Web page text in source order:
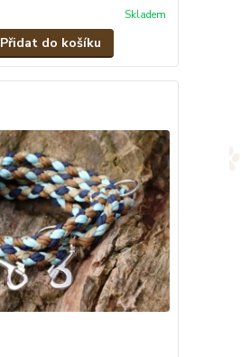
Skladem
Přidat do košíku